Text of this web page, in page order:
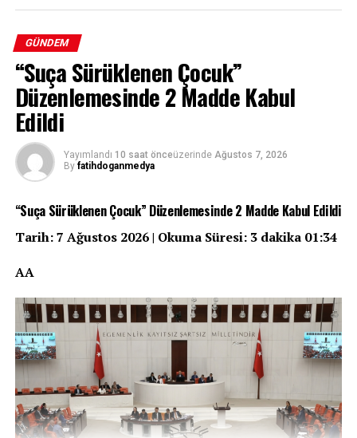
GÜNDEM
“Suça Sürüklenen Çocuk”
Düzenlemesinde 2 Madde Kabul
Edildi
Yayımlandı 10 saat önceüzerinde Ağustos 7, 2026
By fatihdoganmedya
“Suça Sürüklenen Çocuk” Düzenlemesinde 2 Madde Kabul Edildi
Tarih: 7 Ağustos 2026 | Okuma Süresi: 3 dakika 01:34
AA